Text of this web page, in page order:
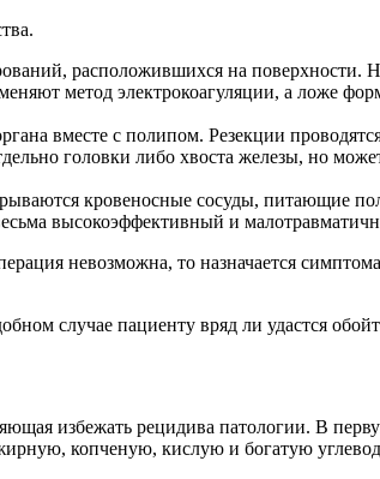
расположившихся на
метод электрокоагуляции, а ложе
вместе с полипом. Резекции
головки либо хвоста железы, но
кровеносные сосуды, питающие
высокоэффективный и
невозможна, то назначается
случае пациенту вряд ли удастся
избежать рецидива патологии. В
копченую, кислую и богатую